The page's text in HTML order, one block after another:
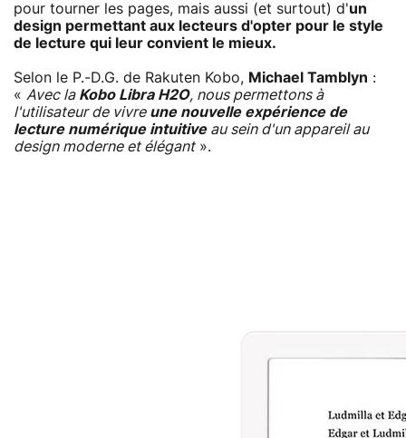
pour tourner les pages, mais aussi (et surtout) d'un
design permettant aux lecteurs d'opter pour le style
de lecture qui leur convient le mieux.
Selon le P.-D.G. de Rakuten Kobo, Michael Tamblyn :
« Avec la Kobo Libra H2O, nous permettons à
l'utilisateur de vivre une nouvelle expérience de
lecture numérique intuitiveau sein d'un appareil au
design moderne et élégant».